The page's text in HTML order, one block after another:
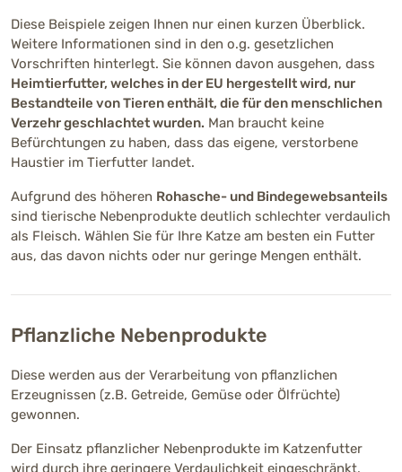
Diese Beispiele zeigen Ihnen nur einen kurzen Überblick.
Weitere Informationen sind in den o.g. gesetzlichen
Vorschriften hinterlegt. Sie können davon ausgehen, dass
Heimtierfutter, welches in der EU hergestellt wird, nur
Bestandteile von Tieren enthält, die für den menschlichen
Verzehr geschlachtet wurden. Man braucht keine
Befürchtungen zu haben, dass das eigene, verstorbene
Haustier im Tierfutter landet.
Aufgrund des höheren Rohasche- und Bindegewebsanteils
sind tierische Nebenprodukte deutlich schlechter verdaulich
als Fleisch. Wählen Sie für Ihre Katze am besten ein Futter
aus, das davon nichts oder nur geringe Mengen enthält.
Pflanzliche Nebenprodukte
Diese werden aus der Verarbeitung von pflanzlichen
Erzeugnissen (z.B. Getreide, Gemüse oder Ölfrüchte)
gewonnen.
Der Einsatz pflanzlicher Nebenprodukte im Katzenfutter
wird durch ihre geringere Verdaulichkeit eingeschränkt.